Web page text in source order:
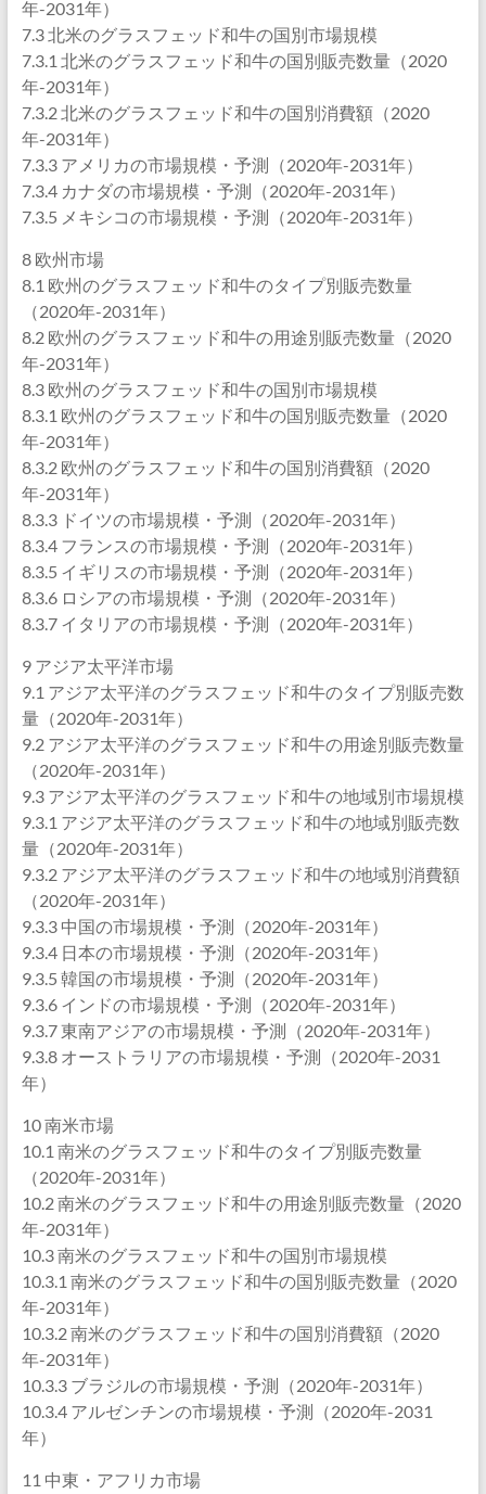
年-2031年）
7.3 北米のグラスフェッド和牛の国別市場規模
7.3.1 北米のグラスフェッド和牛の国別販売数量（2020
年-2031年）
7.3.2 北米のグラスフェッド和牛の国別消費額（2020
年-2031年）
7.3.3 アメリカの市場規模・予測（2020年-2031年）
7.3.4 カナダの市場規模・予測（2020年-2031年）
7.3.5 メキシコの市場規模・予測（2020年-2031年）
8 欧州市場
8.1 欧州のグラスフェッド和牛のタイプ別販売数量
（2020年-2031年）
8.2 欧州のグラスフェッド和牛の用途別販売数量（2020
年-2031年）
8.3 欧州のグラスフェッド和牛の国別市場規模
8.3.1 欧州のグラスフェッド和牛の国別販売数量（2020
年-2031年）
8.3.2 欧州のグラスフェッド和牛の国別消費額（2020
年-2031年）
8.3.3 ドイツの市場規模・予測（2020年-2031年）
8.3.4 フランスの市場規模・予測（2020年-2031年）
8.3.5 イギリスの市場規模・予測（2020年-2031年）
8.3.6 ロシアの市場規模・予測（2020年-2031年）
8.3.7 イタリアの市場規模・予測（2020年-2031年）
9 アジア太平洋市場
9.1 アジア太平洋のグラスフェッド和牛のタイプ別販売数
量（2020年-2031年）
9.2 アジア太平洋のグラスフェッド和牛の用途別販売数量
（2020年-2031年）
9.3 アジア太平洋のグラスフェッド和牛の地域別市場規模
9.3.1 アジア太平洋のグラスフェッド和牛の地域別販売数
量（2020年-2031年）
9.3.2 アジア太平洋のグラスフェッド和牛の地域別消費額
（2020年-2031年）
9.3.3 中国の市場規模・予測（2020年-2031年）
9.3.4 日本の市場規模・予測（2020年-2031年）
9.3.5 韓国の市場規模・予測（2020年-2031年）
9.3.6 インドの市場規模・予測（2020年-2031年）
9.3.7 東南アジアの市場規模・予測（2020年-2031年）
9.3.8 オーストラリアの市場規模・予測（2020年-2031
年）
10 南米市場
10.1 南米のグラスフェッド和牛のタイプ別販売数量
（2020年-2031年）
10.2 南米のグラスフェッド和牛の用途別販売数量（2020
年-2031年）
10.3 南米のグラスフェッド和牛の国別市場規模
10.3.1 南米のグラスフェッド和牛の国別販売数量（2020
年-2031年）
10.3.2 南米のグラスフェッド和牛の国別消費額（2020
年-2031年）
10.3.3 ブラジルの市場規模・予測（2020年-2031年）
10.3.4 アルゼンチンの市場規模・予測（2020年-2031
年）
11 中東・アフリカ市場